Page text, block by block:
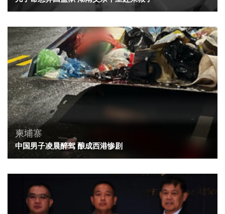
柬埔寨
中国男子凌晨醉驾 酿成西港惨剧